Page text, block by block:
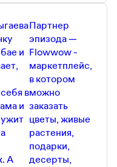
и
в
и
А
Партнер
эпизода —
Flowwow -
маркетплейс,
в котором
можно
заказать
цветы, живые
растения,
подарки,
десерты,